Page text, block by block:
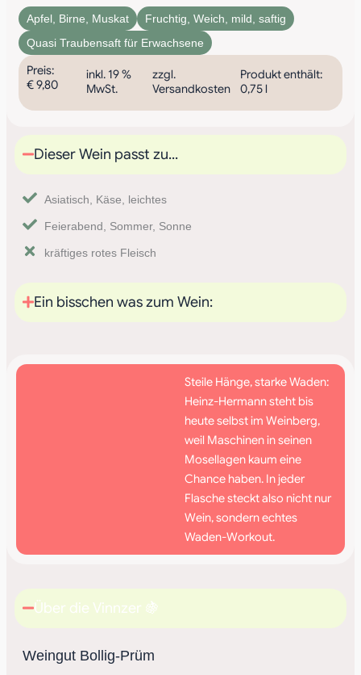
Apfel, Birne, Muskat Fruchtig, Weich, mild, saftig
Quasi Traubensaft für Erwachsene
Preis:
€9,80
inkl. 19 %
MwSt.
zzgl.
Versandkosten
Produkt enthält:
0,75 l
Dieser Wein passt zu...
Asiatisch, Käse, leichtes
Feierabend, Sommer, Sonne
kräftiges rotes Fleisch
Ein bisschen was zum Wein:
Steile Hänge, starke Waden:
Heinz-Hermann steht bis
heute selbst im Weinberg,
weil Maschinen in seinen
Mosellagen kaum eine
Chance haben. In jeder
Flasche steckt also nicht nur
Wein, sondern echtes
Waden-Workout.
Über die Vinnzer 🍇
Weingut Bollig-Prüm